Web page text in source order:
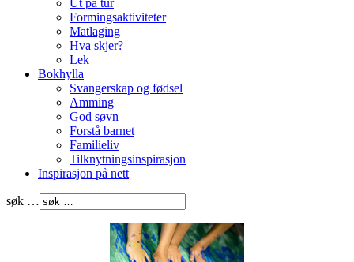
Ut på tur
Formingsaktiviteter
Matlaging
Hva skjer?
Lek
Bokhylla
Svangerskap og fødsel
Amming
God søvn
Forstå barnet
Familieliv
Tilknytningsinspirasjon
Inspirasjon på nett
søk …